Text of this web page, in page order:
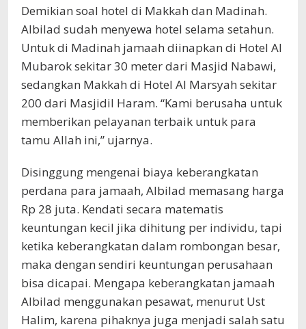
Demikian soal hotel di Makkah dan Madinah.
Albilad sudah menyewa hotel selama setahun.
Untuk di Madinah jamaah diinapkan di Hotel Al
Mubarok sekitar 30 meter dari Masjid Nabawi,
sedangkan Makkah di Hotel Al Marsyah sekitar
200 dari Masjidil Haram. “Kami berusaha untuk
memberikan pelayanan terbaik untuk para
tamu Allah ini,” ujarnya.
Disinggung mengenai biaya keberangkatan
perdana para jamaah, Albilad memasang harga
Rp 28 juta. Kendati secara matematis
keuntungan kecil jika dihitung per individu, tapi
ketika keberangkatan dalam rombongan besar,
maka dengan sendiri keuntungan perusahaan
bisa dicapai. Mengapa keberangkatan jamaah
Albilad menggunakan pesawat, menurut Ust
Halim, karena pihaknya juga menjadi salah satu